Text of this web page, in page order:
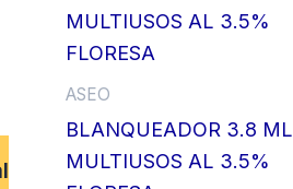
ASEO
BLANQUEADOR 3.8 ML
MULTIUSOS AL 3.5%